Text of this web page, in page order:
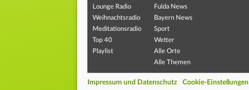
Lounge Radio
Weihnachtsradio
Meditationsradio
Top 40
Playlist
Fulda News
Bayern News
Sport
Wetter
Alle Orte
Alle Themen
Impressum und Datenschutz Cookie-Einstellungen